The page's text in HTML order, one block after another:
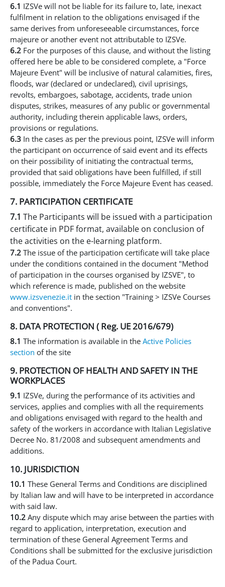
6.1 IZSVe will not be liable for its failure to, late, inexact
fulfilment in relation to the obligations envisaged if the
same derives from unforeseeable circumstances, force
majeure or another event not attributable to IZSVe.
6.2 For the purposes of this clause, and without the listing
offered here be able to be considered complete, a "Force
Majeure Event" will be inclusive of natural calamities, fires,
floods, war (declared or undeclared), civil uprisings,
revolts, embargoes, sabotage, accidents, trade union
disputes, strikes, measures of any public or governmental
authority, including therein applicable laws, orders,
provisions or regulations.
6.3 In the cases as per the previous point, IZSVe will inform
the participant on occurrence of said event and its effects
on their possibility of initiating the contractual terms,
provided that said obligations have been fulfilled, if still
possible, immediately the Force Majeure Event has ceased.
7. PARTICIPATION CERTIFICATE
7.1 The Participants will be issued with a participation
certificate in PDF format, available on conclusion of
the activities on the e-learning platform.
7.2 The issue of the participation certificate will take place
under the conditions contained in the document "Method
of participation in the courses organised by IZSVE", to
which reference is made, published on the website
www.izsvenezie.it in the section "Training > IZSVe Courses
and conventions".
8. DATA PROTECTION ( Reg. UE 2016/679)
8.1 The information is available in the Active Policies
section of the site
9. PROTECTION OF HEALTH AND SAFETY IN THE
WORKPLACES
9.1 IZSVe, during the performance of its activities and
services, applies and complies with all the requirements
and obligations envisaged with regard to the health and
safety of the workers in accordance with Italian Legislative
Decree No. 81/2008 and subsequent amendments and
additions.
10. JURISDICTION
10.1 These General Terms and Conditions are disciplined
by Italian law and will have to be interpreted in accordance
with said law.
10.2 Any dispute which may arise between the parties with
regard to application, interpretation, execution and
termination of these General Agreement Terms and
Conditions shall be submitted for the exclusive jurisdiction
of the Padua Court.